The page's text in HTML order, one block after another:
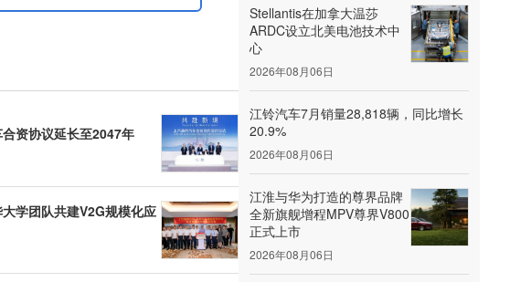
合资协议延长至2047年
学团队共建V2G规模化应
Stellantis在加拿大温莎
ARDC设立北美电池技术中
心
2026年08月06日
江铃汽车7月销量28,818辆，同比增长
20.9%
2026年08月06日
江淮与华为打造的尊界品牌
全新旗舰增程MPV尊界V800
正式上市
2026年08月06日